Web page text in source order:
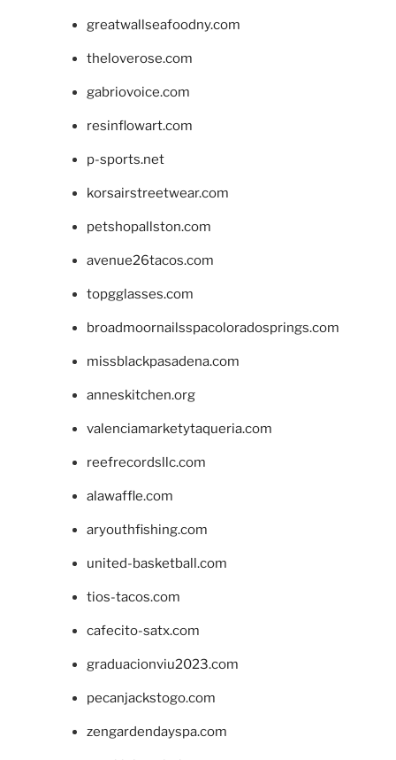
greatwallseafoodny.com
theloverose.com
gabriovoice.com
resinflowart.com
p-sports.net
korsairstreetwear.com
petshopallston.com
avenue26tacos.com
topgglasses.com
broadmoornailsspacoloradosprings.com
missblackpasadena.com
anneskitchen.org
valenciamarketytaqueria.com
reefrecordsllc.com
alawaffle.com
aryouthfishing.com
united-basketball.com
tios-tacos.com
cafecito-satx.com
graduacionviu2023.com
pecanjackstogo.com
zengardendayspa.com